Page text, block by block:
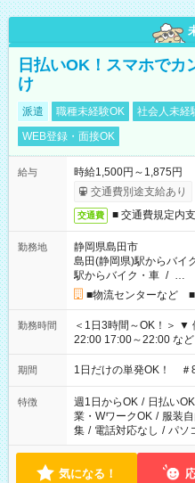
日払いOK！スマホでカ
け
派遣 職種未経験OK 社会人未経
WEB登録・面接OK
給与
時給1,500円～1,875円
交通費別途支給あり
交通費 ■ 交通費規定内
勤務地
静岡県島田市
島田(静岡県)駅からバイ
駅からバイク・車 / …
■物流センターなど
勤務時間
＜1日3時間～OK！＞ ▼ 例えば… ▼ 15:00～18:00 15:00～
22:00 17:00～22:00 など こちら以外の時間もお気軽にご相談く
ださい！
期間 1日だけの単発OK！
特徴 週1日からOK / 日払いOK
業・WワークOK / 服装
集 / 電話対応なし / パソ
気になる！